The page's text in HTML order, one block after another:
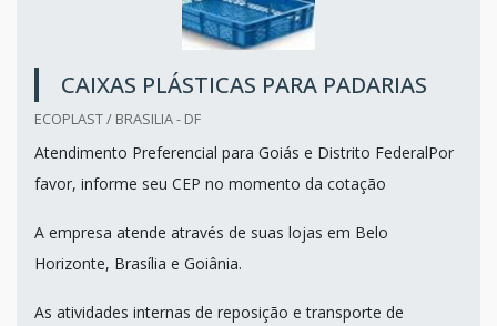
CAIXAS PLÁSTICAS PARA PADARIAS
ECOPLAST / BRASILIA - DF
Atendimento Preferencial para Goiás e Distrito FederalPor
favor, informe seu CEP no momento da cotação
A empresa atende através de suas lojas em Belo
Horizonte, Brasília e Goiânia.
As atividades internas de reposição e transporte de